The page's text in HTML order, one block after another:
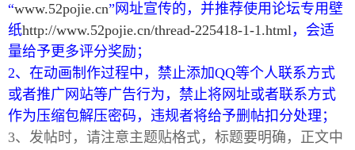
爱
“www.52pojie.cn”网址宣传的，并推荐使用论坛专用壁
纸http://www.52pojie.cn/thread-225418-1-1.html，会适
量给予更多评分奖励；
2、在动画制作过程中，禁止添加QQ等个人联系方式
或者推广网站等广告行为，禁止将网址或者联系方式
作为压缩包解压密码，违规者将给予删帖扣分处理；
3、发帖时，请注意主题贴格式，标题要明确，正文中